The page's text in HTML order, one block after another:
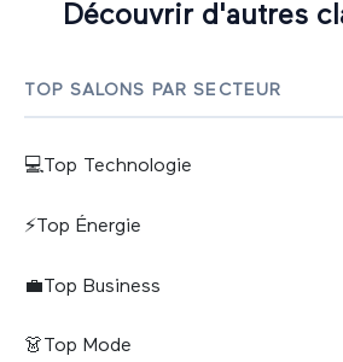
Découvrir d'autres
TOP SALONS PAR SECTEUR
💻 Top Technologie
⚡ Top Énergie
💼 Top Business
👗 Top Mode